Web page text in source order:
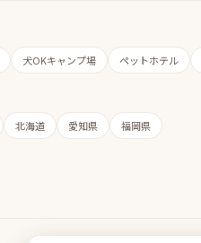
犬OKキャンプ場 ペットホテル
北海道 愛知県 福岡県